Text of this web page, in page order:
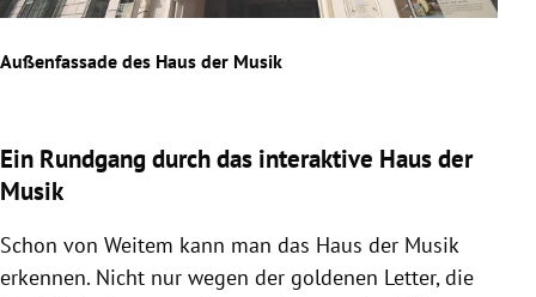
Außenfassade des Haus der Musik
Ein Rundgang durch das interaktive Haus der
Musik
Schon von Weitem kann man das Haus der Musik
erkennen. Nicht nur wegen der goldenen Letter, die